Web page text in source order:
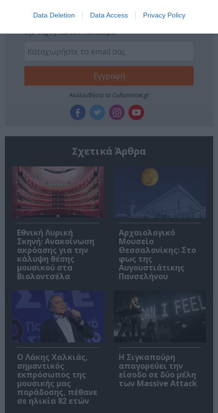
Data Deletion Data Access Privacy Policy
Κάθε βδομάδα στο e-mail σας τα τελευταία νέα για
την Τέχνη και τον Πολιτισμό!
Ακολουθήστε το Culturenow.gr
Σχετικά Άρθρα
Εθνική Λυρική
Σκηνή: Ανακοίνωση
ακρόασης για την
κάλυψη θέσης
μουσικού στα
Βιολοντσέλα
Αρχαιολογικό
Μουσείο
Θεσσαλονίκης: Στο
φως της
Αυγουστιάτικης
Πανσελήνου
Ο Λάκης Χαλκιάς,
σημαντικός
εκπρόσωπος της
μουσικής μας
παράδοσης, πέθανε
σε ηλικία 82 ετών
Η Σιγκαπούρη
απαγορεύει την
είσοδο σε δύο μέλη
των Massive Attack